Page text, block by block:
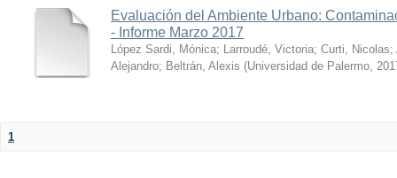
Evaluación del Ambiente Urbano:
- Informe Marzo 2017
López Sardi, Mónica; Larroudé, Victoria; Curti, Nicolas;
Alejandro; Beltrán, Alexis (Universidad de Palermo,
1